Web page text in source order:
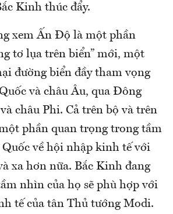
Kinh thúc đẩy.
xem Ấn Độ là một phần
tơ lụa trên biển” mới, một
đường biển đầy tham vọng
và châu Âu, qua Đông
châu Phi. Cả trên bộ và trên
phần quan trọng trong tầm
về hội nhập kinh tế với
xa hơn nữa. Bắc Kinh đang
nhìn của họ sẽ phù hợp với
tế của tân Thủ tướng Modi.